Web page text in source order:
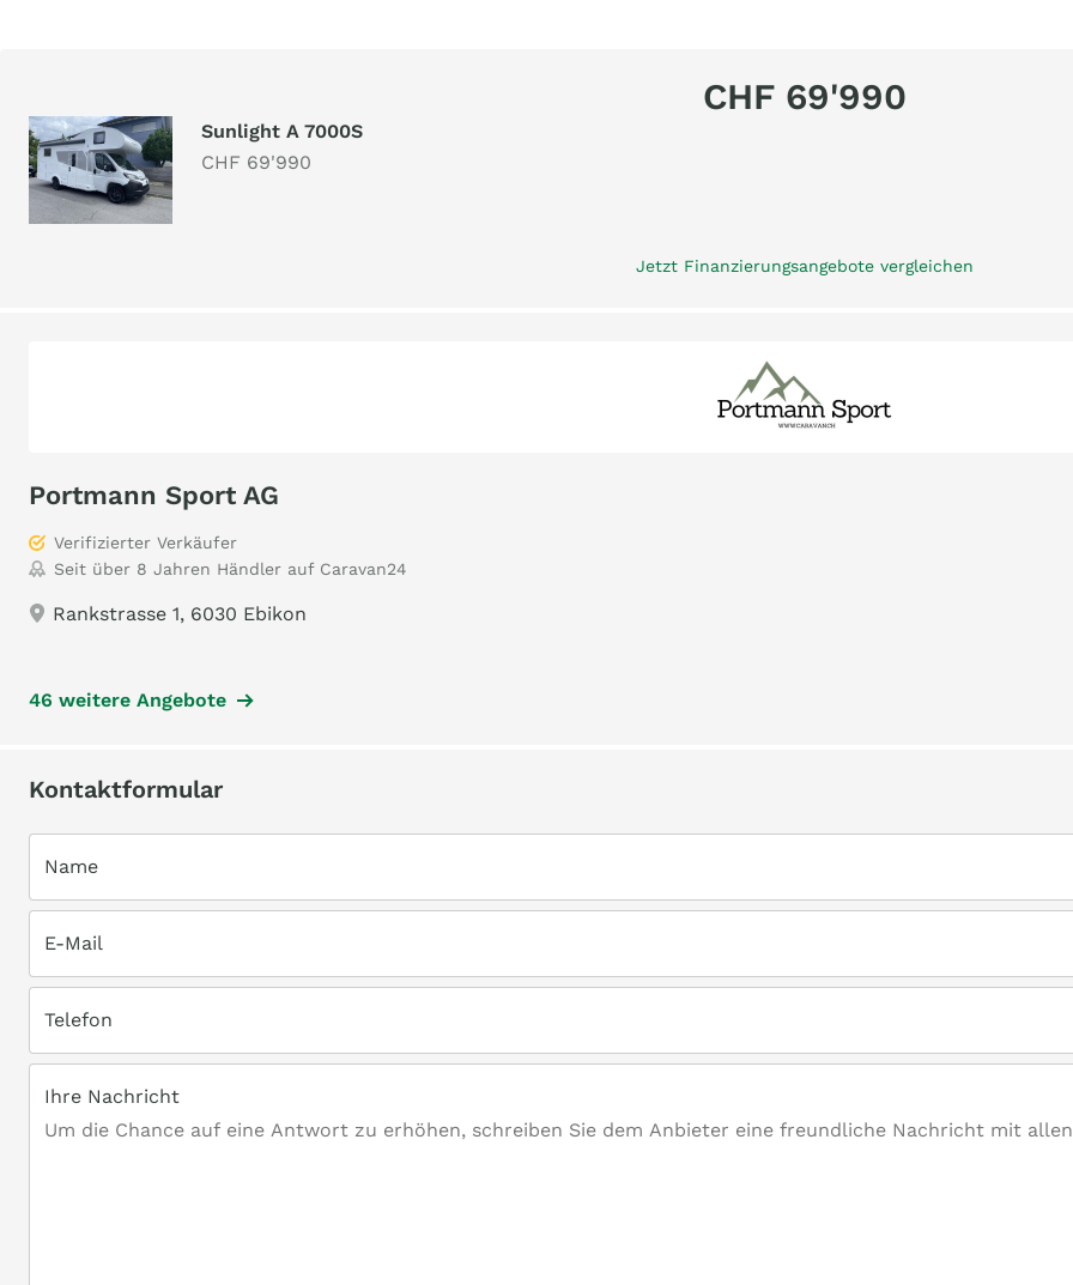
CHF 69'990
Sunlight A 7000S
CHF 69'990
Jetzt Finanzierungsangebote vergleichen
Portmann Sport AG
Verifizierter Verkäufer
Seit über 8 Jahren Händler auf Caravan24
Rankstrasse 1, 6030 Ebikon
46 weitere Angebote
Kontaktformular
Name
E-Mail
Telefon
Ihre Nachricht